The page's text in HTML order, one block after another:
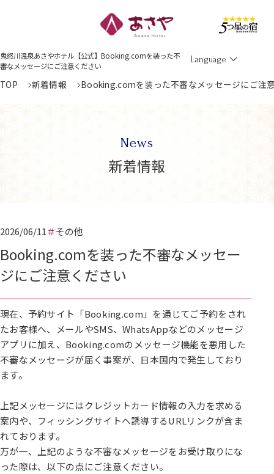
鬼怒川温泉あさやホテル【公式】Booking.comを装った不
審なメッセージにご注意ください
Language
TOP 新着情報 Booking.comを装った不審なメッセージにご注
News
新着情報
2026/06/11 その他
Booking.comを装った不審なメッセー
ジにご注意ください
現在、予約サイト「Booking.com」を通じてご予約をされ
たお客様へ、メールやSMS、WhatsAppなどのメッセージ
アプリに加え、Booking.comのメッセージ機能を悪用した
不審なメッセージが届く事案が、日本国内で発生しており
ます。
上記メッセージにはクレジットカード情報の入力を求める
案内や、フィッシングサイトへ誘導するURLリンクが含ま
れております。
万が一、上記のような不審なメッセージをお受け取りにな
った際は、以下の点にご注意ください。